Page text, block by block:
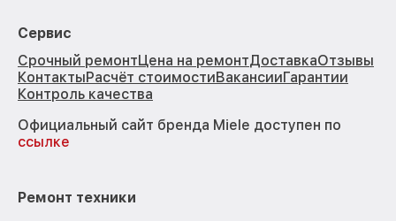
Сервис
Срочный ремонтЦена на ремонтДоставкаОтзывы
КонтактыРасчёт стоимостиВакансииГарантии
Контроль качества
Официальный сайт бренда Miele доступен по
ссылке
Ремонт техники